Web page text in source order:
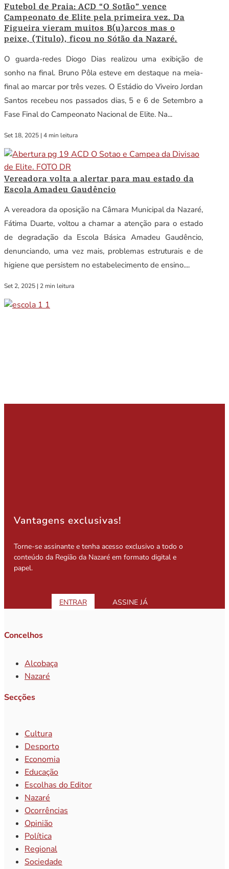
Futebol de Praia: ACD “O Sotão” vence
Campeonato de Elite pela primeira vez. Da
Figueira vieram muitos B(u)arcos mas o
peixe, (Titulo), ficou no Sótão da Nazaré.
O guarda-redes Diogo Dias realizou uma exibição de
sonho na final. Bruno Pôla esteve em destaque na meia-
final ao marcar por três vezes. O Estádio do Viveiro Jordan
Santos recebeu nos passados dias, 5 e 6 de Setembro a
Fase Final do Campeonato Nacional de Elite. Na...
Set 18, 2025 | 4 min leitura
Vereadora volta a alertar para mau estado da
Escola Amadeu Gaudêncio
A vereadora da oposição na Câmara Municipal da Nazaré,
Fátima Duarte, voltou a chamar a atenção para o estado
de degradação da Escola Básica Amadeu Gaudêncio,
denunciando, uma vez mais, problemas estruturais e de
higiene que persistem no estabelecimento de ensino....
Set 2, 2025 | 2 min leitura
Vantagens exclusivas!
Torne-se assinante e tenha acesso exclusivo a todo o
conteúdo da Região da Nazaré em formato digital e
papel.
ENTRAR ASSINE JÁ
Concelhos
Alcobaça
Nazaré
Secções
Cultura
Desporto
Economia
Educação
Escolhas do Editor
Nazaré
Ocorrências
Opinião
Política
Regional
Sociedade